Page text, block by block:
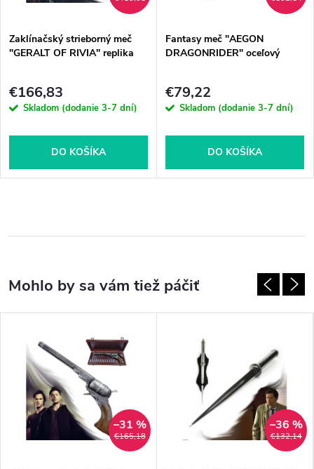
Zaklínačský strieborný meč
"GERALT OF RIVIA" replika
€166,83
Skladom (dodanie 3-7 dní)
DO KOŠÍKA
Fantasy meč "AEGON
DRAGONRIDER" oceľový
€79,22
Skladom (dodanie 3-7 dní)
DO KOŠÍKA
€165,18
–31 %
€132,14
–36 %